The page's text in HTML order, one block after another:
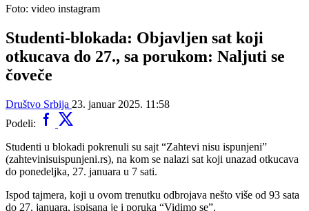
Foto: video instagram
Studenti-blokada: Objavljen sat koji
otkucava do 27., sa porukom: Naljuti se
čoveče
Društvo Srbija 23. januar 2025. 11:58
Podeli:
Studenti u blokadi pokrenuli su sajt “Zahtevi nisu ispunjeni”
(zahtevinisuispunjeni.rs), na kom se nalazi sat koji unazad otkucava
do ponedeljka, 27. januara u 7 sati.
Ispod tajmera, koji u ovom trenutku odbrojava nešto više od 93 sata
do 27. januara, ispisana je i poruka “Vidimo se”.